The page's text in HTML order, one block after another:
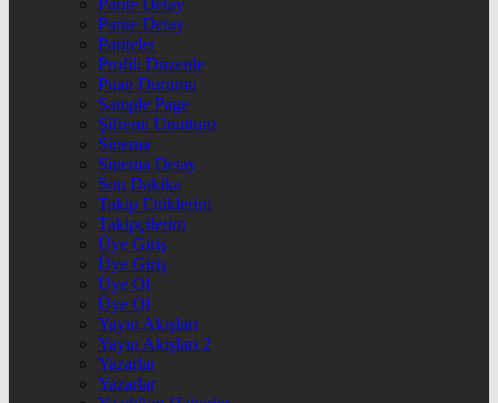
Parite Detay
Pariteler
Profili Düzenle
Puan Durumu
Sample Page
Şifremi Unuttum
Sinema
Sinema Detay
Son Dakika
Takip Ettiklerim
Takipçilerim
Üye Giriş
Üye Giriş
Üye Ol
Üye Ol
Yayın Akışları
Yayın Akışları 2
Yazarlar
Yazarlar